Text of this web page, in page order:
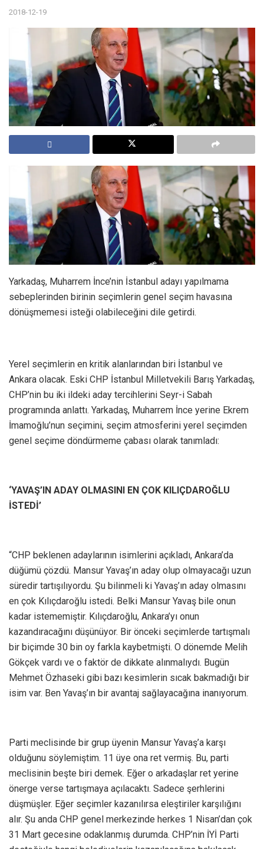
2018-12-19
Yarkadaş, Muharrem İnce’nin İstanbul adayı yapılmama
sebeplerinden birinin seçimlerin genel seçim havasına
dönüşmemesi isteği olabileceğini dile getirdi.
Yerel seçimlerin en kritik alanlarından biri İstanbul ve
Ankara olacak. Eski CHP İstanbul Milletvekili Barış Yarkadaş,
CHP’nin bu iki ildeki aday tercihlerini Seyr-i Sabah
programında anlattı. Yarkadaş, Muharrem İnce yerine Ekrem
İmamoğlu’nun seçimini, seçim atmosferini yerel seçimden
genel seçime döndürmeme çabası olarak tanımladı:
‘YAVAŞ’IN ADAY OLMASINI EN ÇOK KILIÇDAROĞLU
İSTEDİ’
“CHP beklenen adaylarının isimlerini açıkladı, Ankara’da
düğümü çözdü. Mansur Yavaş’ın aday olup olmayacağı uzun
süredir tartışılıyordu. Şu bilinmeli ki Yavaş’ın aday olmasını
en çok Kılıçdaroğlu istedi. Belki Mansur Yavaş bile onun
kadar istememiştir. Kılıçdaroğlu, Ankara’yı onun
kazandıracağını düşünüyor. Bir önceki seçimlerde tartışmalı
bir biçimde 30 bin oy farkla kaybetmişti. O dönemde Melih
Gökçek vardı ve o faktör de dikkate alınmalıydı. Bugün
Mehmet Özhaseki gibi bazı kesimlerin sıcak bakmadığı bir
isim var. Ben Yavaş’ın bir avantaj sağlayacağına inanıyorum.
Parti meclisinde bir grup üyenin Mansur Yavaş’a karşı
olduğunu söylemiştim. 11 üye ona ret vermiş. Bu, parti
meclisinin beşte biri demek. Eğer o arkadaşlar ret yerine
önerge verse tartışmaya açılacaktı. Sadece şerhlerini
düşmüşler. Eğer seçimler kazanılırsa eleştiriler karşılığını
alır. Şu anda CHP genel merkezinde herkes 1 Nisan’dan çok
31 Mart gecesine odaklanmış durumda. CHP’nin İYİ Parti